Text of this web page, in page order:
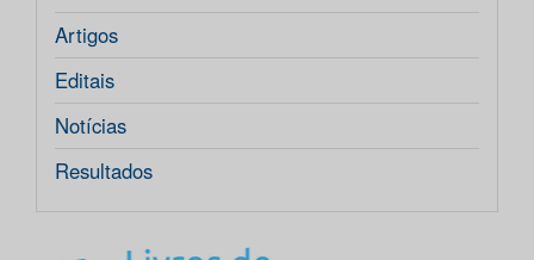
Artigos
Editais
Notícias
Resultados